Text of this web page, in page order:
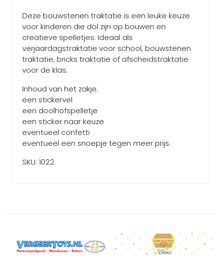
Deze bouwstenen traktatie is een leuke keuze
voor kinderen die dol zijn op bouwen en
creatieve spelletjes. Ideaal als
verjaardagstraktatie voor school, bouwstenen
traktatie, bricks traktatie of afscheidstraktatie
voor de klas.
Inhoud van het zakje:
een stickervel
een doolhofspelletje
een sticker naar keuze
eventueel confetti
eventueel een snoepje tegen meer prijs.
SKU: 1022